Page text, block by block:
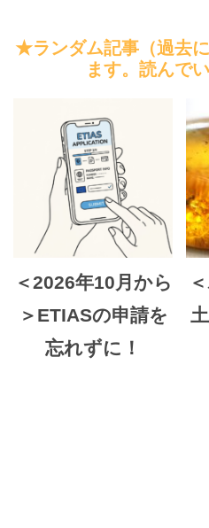
★ランダム記事（過去
ます。読んで
＜2026年10月から
＞ETIASの申請を
忘れずに！